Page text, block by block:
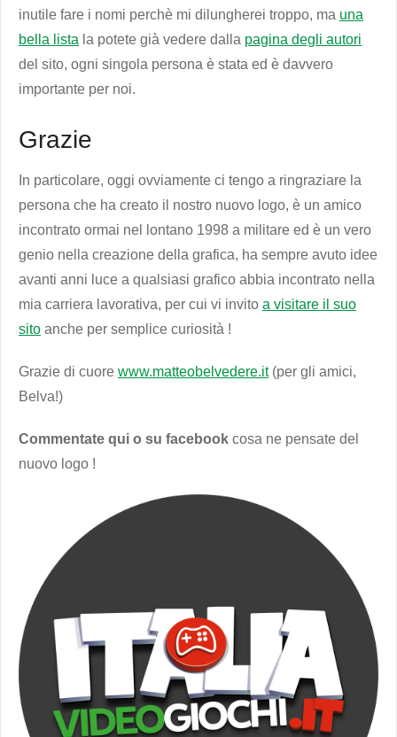
inutile fare i nomi perchè mi dilungherei troppo, ma una
bella lista la potete già vedere dalla pagina degli autori
del sito, ogni singola persona è stata ed è davvero
importante per noi.
Grazie
In particolare, oggi ovviamente ci tengo a ringraziare la
persona che ha creato il nostro nuovo logo, è un amico
incontrato ormai nel lontano 1998 a militare ed è un vero
genio nella creazione della grafica, ha sempre avuto idee
avanti anni luce a qualsiasi grafico abbia incontrato nella
mia carriera lavorativa, per cui vi invito a visitare il suo
sito anche per semplice curiosità !
Grazie di cuore www.matteobelvedere.it(per gli amici,
Belva!)
Commentate qui o su facebook cosa ne pensate del
nuovo logo !